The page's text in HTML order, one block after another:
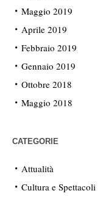
Maggio 2019
Aprile 2019
Febbraio 2019
Gennaio 2019
Ottobre 2018
Maggio 2018
CATEGORIE
Attualità
Cultura e Spettacoli